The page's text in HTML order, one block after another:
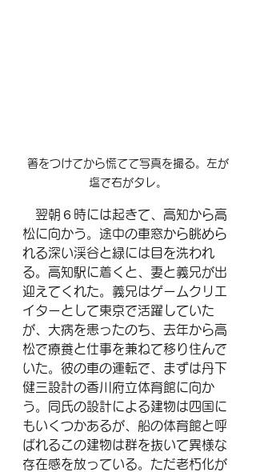
箸をつけてから慌てて写真を撮る。左が
塩で右がタレ。
翌朝６時には起きて、高知から高
松に向かう。途中の車窓から眺めら
れる深い渓谷と緑には目を洗われ
る。高知駅に着くと、妻と義兄が出
迎えてくれた。義兄はゲームクリエ
イターとして東京で活躍していた
が、大病を患ったのち、去年から高
松で療養と仕事を兼ねて移り住んで
いた。彼の車の運転で、まずは丹下
健三設計の香川府立体育館に向か
う。同氏の設計による建物は四国に
もいくつかあるが、船の体育館と呼
ばれるこの建物は群を抜いて異様な
存在感を放っている。ただ老朽化が